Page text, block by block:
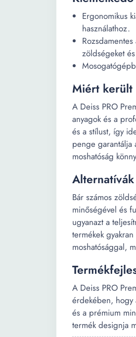
Ergonomikus
használathoz.
zöldségeket
Miért került
A Deiss PRO
anyagok és a
és a stílust, így
penge garantálja
moshatóság
Bár számos
minőségével és
ugyanazt a
termékek
moshatósággal,
A Deiss PRO
érdekében, hogy
és a prémium
termék designja